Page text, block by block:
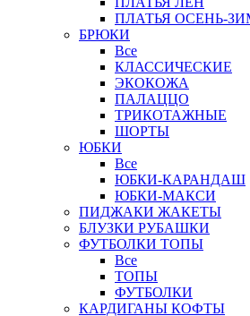
ПЛАТЬЯ ОСЕНЬ-
БРЮКИ
Все
КЛАССИЧЕСКИЕ
ЭКОКОЖА
ПАЛАЦЦО
ТРИКОТАЖНЫЕ
ШОРТЫ
ЮБКИ
Все
ЮБКИ-КАРАНДАШ
ЮБКИ-МАКСИ
ПИДЖАКИ ЖАКЕТЫ
БЛУЗКИ РУБАШКИ
ФУТБОЛКИ ТОПЫ
Все
ТОПЫ
ФУТБОЛКИ
КАРДИГАНЫ КОФТЫ